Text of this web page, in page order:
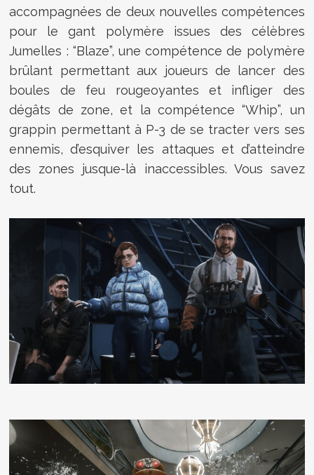
accompagnées de deux nouvelles compétences
pour le gant polymère issues des célèbres
Jumelles : “Blaze”, une compétence de polymère
brûlant permettant aux joueurs de lancer des
boules de feu rougeoyantes et infliger des
dégâts de zone, et la compétence “Whip”, un
grappin permettant à P-3 de se tracter vers ses
ennemis, d’esquiver les attaques et d’atteindre
des zones jusque-là inaccessibles. Vous savez
tout.